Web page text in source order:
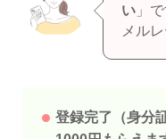
い」で
メル
登録完了（身分